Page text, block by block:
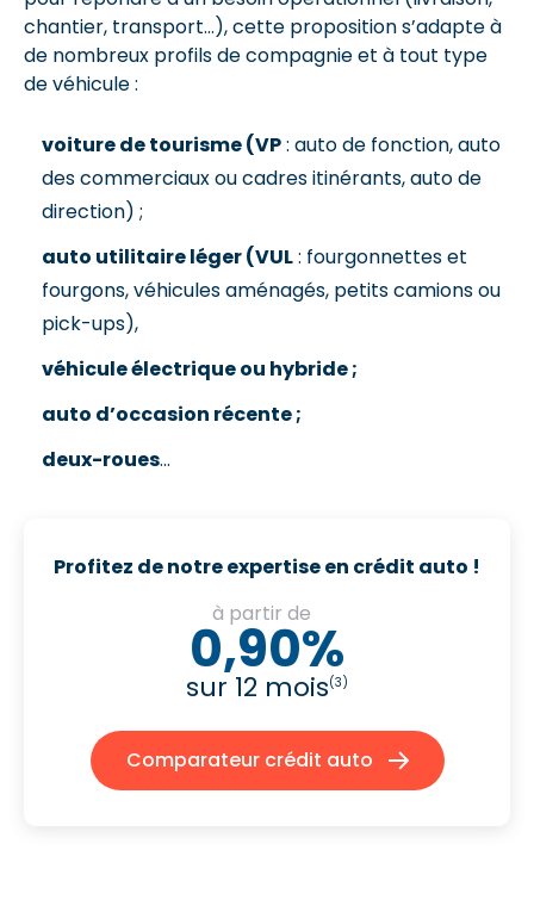
chantier, transport…), cette proposition s’adapte à
de nombreux profils de compagnie et à tout type
de véhicule :
voiture de tourisme (VP: auto de fonction, auto
des commerciaux ou cadres itinérants, auto de
direction) ;
auto utilitaire léger (VUL: fourgonnettes et
fourgons, véhicules aménagés, petits camions ou
pick-ups),
véhicule électrique ou hybride ;
auto d’occasion récente ;
deux-roues...
Profitez de notre expertise en crédit auto !
à partir de
0,90%
sur 12 mois(3)
Comparateur crédit auto